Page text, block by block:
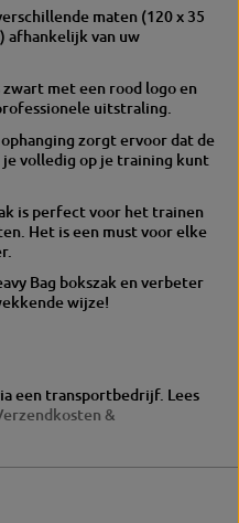
maten (120 x 35
afhankelijk van uw
zwart met een rood logo en
uitstraling.
zorgt ervoor dat de
volledig op je training kunt
is perfect voor het trainen
Het is een must voor elke
Bag bokszak en verbeter
wijze!
een transportbedrijf. Lees
&